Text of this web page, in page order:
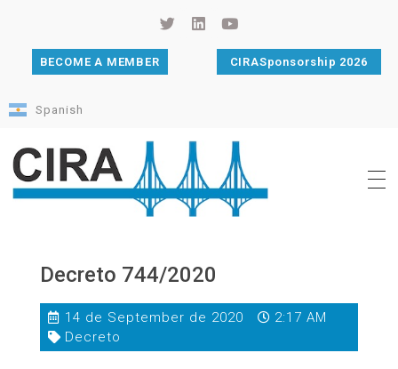
BECOME A MEMBER CIRASponsorship 2026
Spanish
Decreto 744/2020
14 de September de 2020
2:17 AM
Decreto